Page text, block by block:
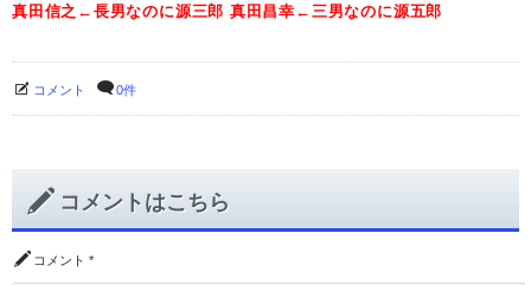
真田信之←長男なのに源三郎 真田昌幸←三男なのに源五郎
コメント 0件
コメントはこちら
コメント *